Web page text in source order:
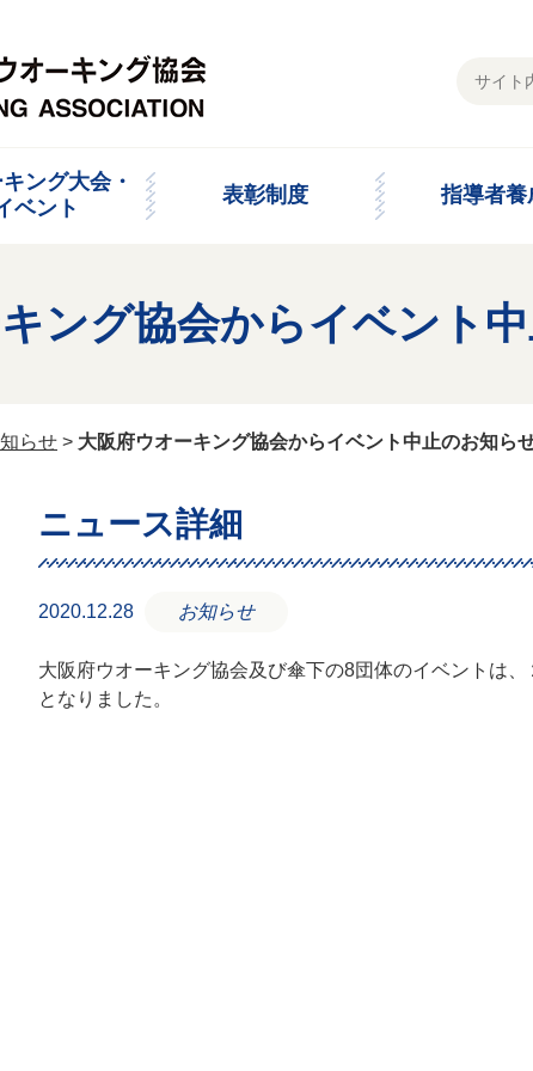
ング大会・
ベント
表彰制度 指導者養
ング協会からイベント
らせ > 大阪府ウオーキング協会からイベント中止のお知ら
ニュース詳細
2020.12.28 お知らせ
大阪府ウオーキング協会及び傘下の8団体のイベントは
となりました。